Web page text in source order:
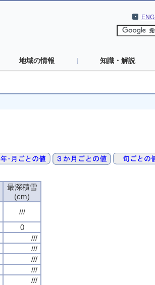
地域の情報 知識・解説
最深積雪
(cm)
///
0
///
///
///
///
///